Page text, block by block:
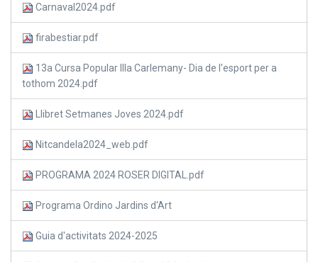
Carnaval2024.pdf
firabestiar.pdf
13a Cursa Popular Illa Carlemany- Dia de l'esport per a
tothom 2024.pdf
Llibret Setmanes Joves 2024.pdf
Nitcandela2024_web.pdf
PROGRAMA 2024 ROSER DIGITAL.pdf
Programa Ordino Jardins d'Art
Guia d'activitats 2024-2025